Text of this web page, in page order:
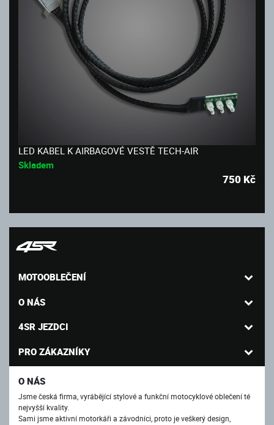
LED KABEL K AIRBAGOVÉ VESTĚ TECH-AIR
Skladem
750 Kč
MOTOOBLEČENÍ
O NÁS
4SR JEZDCI
PRO ZÁKAZNÍKY
O NÁS
Jsme česká firma, vyrábějící stylové a funkční motocyklové oblečení té
nejvyšší kvality.
Sami jsme aktivní motorkáři a závodníci, proto je veškerý design,